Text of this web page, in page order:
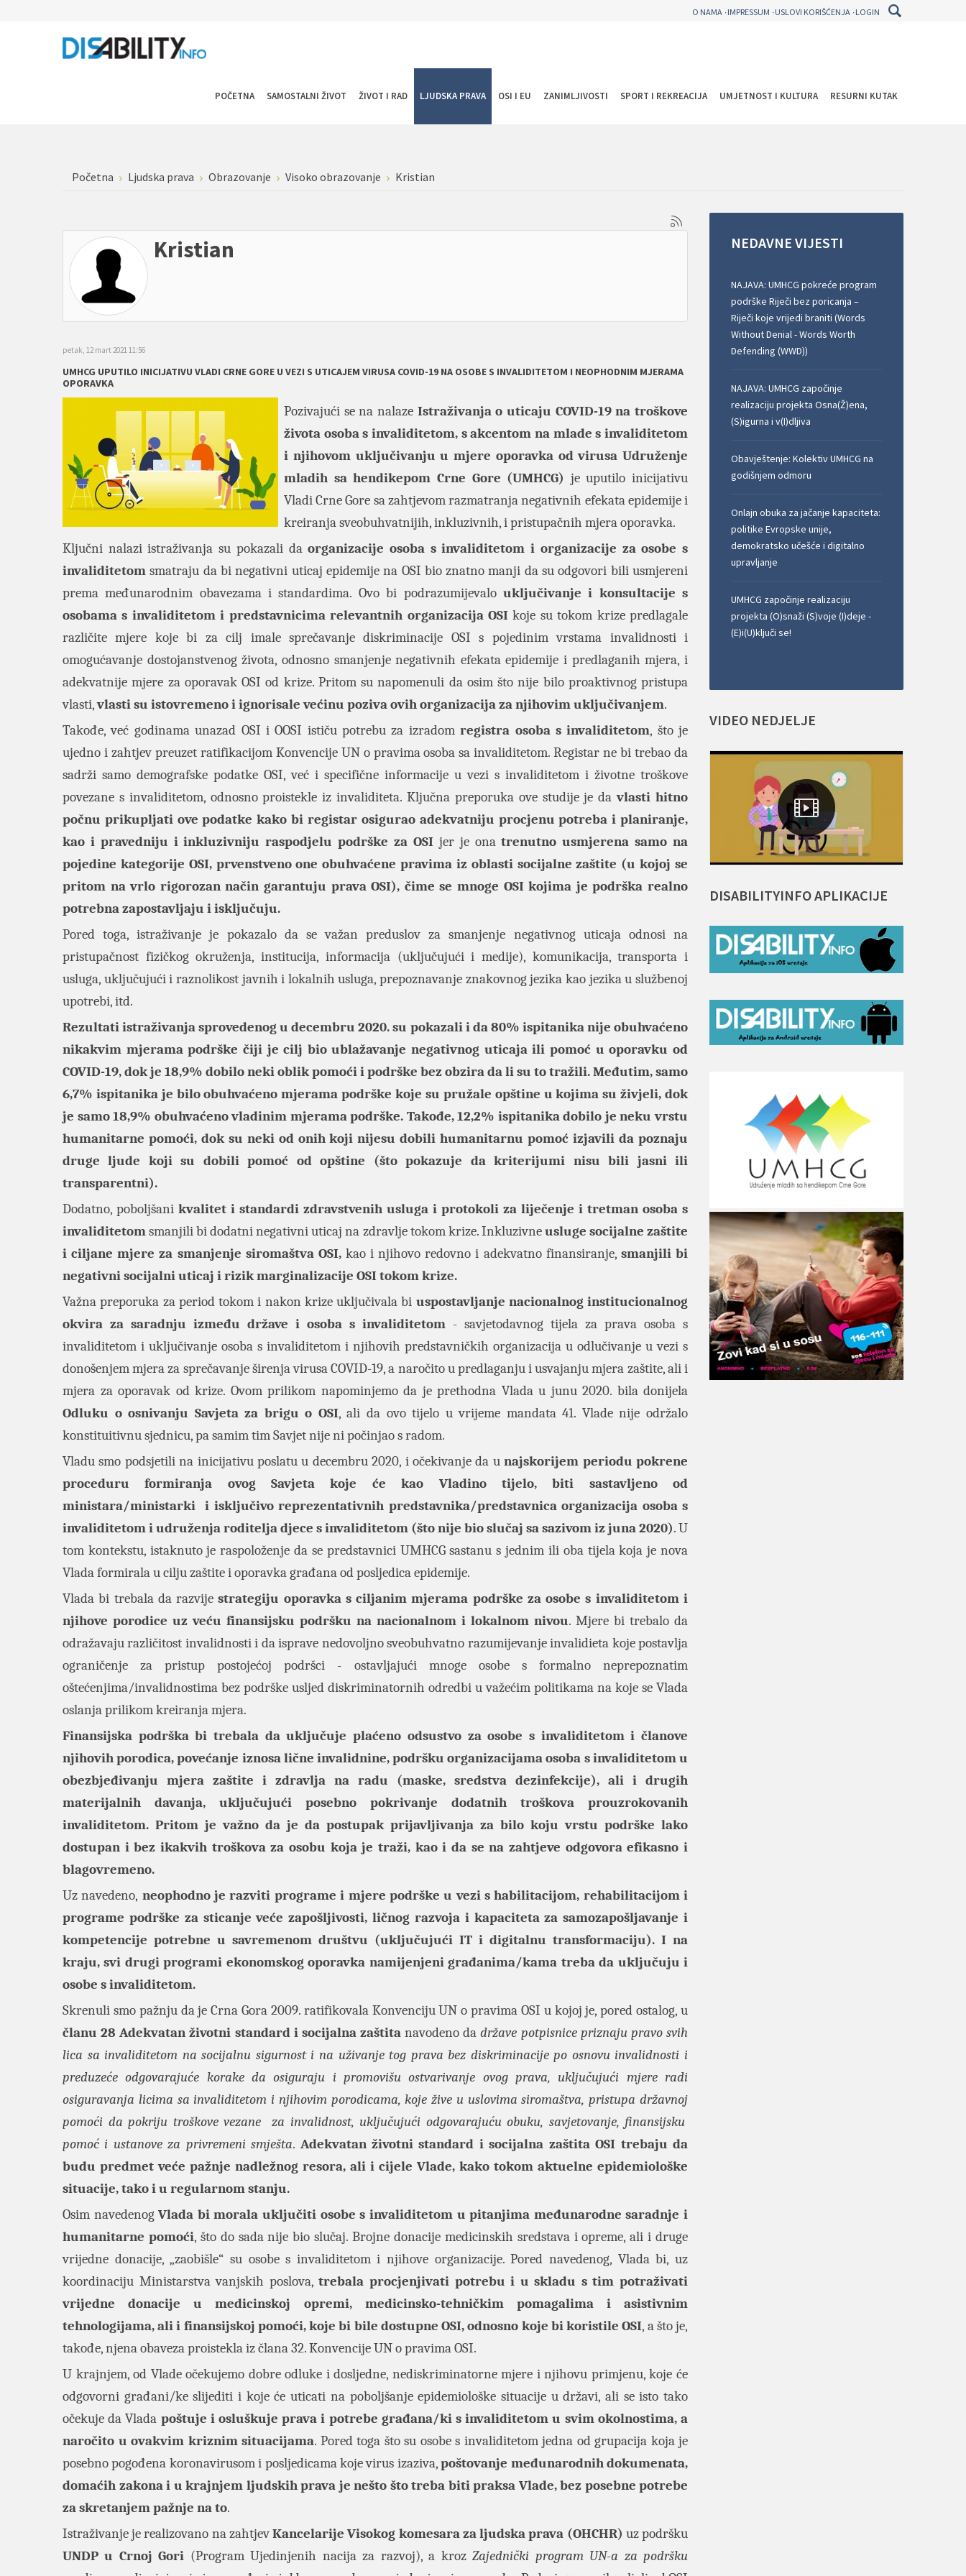
O NAMA IMPRESSUM USLOVI KORIŠĆENJA LOGIN
POČETNA SAMOSTALNI ŽIVOT ŽIVOT I RAD LJUDSKA PRAVA OSI I EU ZANIMLJIVOSTI SPORT I REKREACIJA UMJETNOST I KULTURA RESURNI KUTAK
Početna Ljudska prava Obrazovanje Visoko obrazovanje Kristian
Kristian
petak, 12 mart 2021 11:56
UMHCG UPUTILO INICIJATIVU VLADI CRNE GORE U VEZI S UTICAJEM VIRUSA COVID-19 NA OSOBE S INVALIDITETOM I NEOPHODNIM MJERAMA
OPORAVKA
Pozivajući se na nalaze Istraživanja o uticaju COVID-19 na troškove
života osoba s invaliditetom, s akcentom na mlade s invaliditetom
i njihovom uključivanju u mjere oporavka od virusa Udruženje
mladih sa hendikepom Crne Gore (UMHCG) je uputilo inicijativu
Vladi Crne Gore sa zahtjevom razmatranja negativnih efekata epidemije i
kreiranja sveobuhvatnijih, inkluzivnih, i pristupačnih mjera oporavka.
Ključni nalazi istraživanja su pokazali daorganizacije osoba s invaliditetom i organizacije za osobe s
invaliditetomsmatraju da bi negativni uticaj epidemije na OSI bio znatno manji da su odgovori bili usmjereni
prema međunarodnim obavezama i standardima. Ovo bi podrazumijevalo uključivanje i konsultacije s
osobama s invaliditetom i predstavnicima relevantnih organizacija OSIkoje su tokom krize predlagale
različite mjere koje bi za cilj imale sprečavanje diskriminacije OSI s pojedinim vrstama invalidnosti i
omogućavanje dostojanstvenog života, odnosno smanjenje negativnih efekata epidemije i predlaganih mjera, i
adekvatnije mjere za oporavak OSI od krize. Pritom su napomenuli da osim što nije bilo proaktivnog pristupa
vlasti,vlasti su istovremeno i ignorisale većinu poziva ovih organizacija za njihovim uključivanjem.
Takođe, već godinama unazad OSI i OOSI ističu potrebu za izradomregistra osoba s invaliditetom, što je
ujedno i zahtjev preuzet ratifikacijom Konvencije UN o pravima osoba sa invaliditetom. Registar ne bi trebao da
sadrži samo demografske podatke OSI, već i specifične informacije u vezi s invaliditetom i životne troškove
povezane s invaliditetom, odnosno proistekle iz invaliditeta. Ključna preporuka ove studije je davlasti hitno
počnu prikupljati ove podatke kako bi registar osigurao adekvatniju procjenu potreba i planiranje,
kao i pravedniju i inkluzivniju raspodjelu podrške za OSIjer je onatrenutno usmjerena samo na
pojedine kategorije OSI, prvenstveno one obuhvaćene pravima iz oblasti socijalne zaštite (u kojoj se
pritom na vrlo rigorozan način garantuju prava OSI), čime se mnoge OSI kojima je podrška realno
potrebna zapostavljaju i isključuju.
Pored toga, istraživanje je pokazalo da se važan preduslov za smanjenje negativnog uticaja odnosi na
pristupačnost fizičkog okruženja, institucija, informacija (uključujući i medije), komunikacija, transporta i
usluga, uključujući i raznolikost javnih i lokalnih usluga, prepoznavanje znakovnog jezika kao jezika u službenoj
upotrebi, itd.
Rezultati istraživanja sprovedenog u decembru 2020. su pokazali i da 80% ispitanika nije obuhvaćeno
nikakvim mjerama podrške čiji je cilj bio ublažavanje negativnog uticaja ili pomoć u oporavku od
COVID-19, dok je 18,9% dobilo neki oblik pomoći i podrške bez obzira da li su to tražili. Međutim, samo
6,7% ispitanika je bilo obuhvaćeno mjerama podrške koje su pružale opštine u kojima su živjeli, dok
je samo 18,9% obuhvaćeno vladinim mjerama podrške. Takođe, 12,2% ispitanika dobilo je neku vrstu
humanitarne pomoći, dok su neki od onih koji nijesu dobili humanitarnu pomoć izjavili da poznaju
druge ljude koji su dobili pomoć od opštine (što pokazuje da kriterijumi nisu bili jasni ili
transparentni).
Dodatno, poboljšani kvalitet i standardi zdravstvenih usluga i protokoli za liječenje i tretman osoba s
invaliditetomsmanjili bi dodatni negativni uticaj na zdravlje tokom krize. Inkluzivneusluge socijalne zaštite
i ciljane mjere za smanjenje siromaštva OSI,kao i njihovo redovno i adekvatno finansiranje, smanjili bi
negativni socijalni uticaj i rizik marginalizacije OSI tokom krize.
Važna preporuka za period tokom i nakon krize uključivala bi uspostavljanje nacionalnog institucionalnog
okvira za saradnju između države i osoba s invaliditetom - savjetodavnog tijela za prava osoba s
invaliditetom i uključivanje osoba s invaliditetom i njihovih predstavničkih organizacija u odlučivanje u vezi s
donošenjem mjera za sprečavanje širenja virusa COVID-19, a naročito u predlaganju i usvajanju mjera zaštite, ali i
mjera za oporavak od krize. Ovom prilikom napominjemo da je prethodna Vlada u junu 2020. bila donijela
Odluku o osnivanju Savjeta za brigu o OSI, ali da ovo tijelo u vrijeme mandata 41. Vlade nije održalo
konstituitivnu sjednicu, pa samim tim Savjet nije ni počinjao s radom.
Vladu smo podsjetili na inicijativu poslatu u decembru 2020, i očekivanje da unajskorijem periodu pokrene
proceduru formiranja ovog Savjeta koje će kao Vladino tijelo, biti sastavljeno od
ministara/ministarki i isključivo reprezentativnih predstavnika/predstavnica organizacija osoba s
invaliditetom i udruženja roditelja djece s invaliditetom (što nije bio slučaj sa sazivom iz juna 2020). U
tom kontekstu, istaknuto je raspoloženje da se predstavnici UMHCG sastanu s jednim ili oba tijela koja je nova
Vlada formirala u cilju zaštite i oporavka građana od posljedica epidemije.
Vlada bi trebala da razvijestrategiju oporavka s ciljanim mjerama podrške za osobe s invaliditetom i
njihove porodice uz veću finansijsku podršku na nacionalnom i lokalnom nivou. Mjere bi trebalo da
odražavaju različitost invalidnosti i da isprave nedovoljno sveobuhvatno razumijevanje invalidieta koje postavlja
ograničenje za pristup postojećoj podršci - ostavljajući mnoge osobe s formalno neprepoznatim
oštećenjima/invalidnostima bez podrške usljed diskriminatornih odredbi u važećim politikama na koje se Vlada
oslanja prilikom kreiranja mjera.
Finansijska podrška bi trebala da uključuje plaćeno odsustvo za osobe s invaliditetom i članove
njihovih porodica, povećanje iznosa lične invalidnine, podršku organizacijama osoba s invaliditetom u
obezbjeđivanju mjera zaštite i zdravlja na radu (maske, sredstva dezinfekcije), ali i drugih
materijalnih davanja, uključujući posebno pokrivanje dodatnih troškova prouzrokovanih
invaliditetom. Pritom je važno da je da postupak prijavljivanja za bilo koju vrstu podrške lako
dostupan i bez ikakvih troškova za osobu koja je traži, kao i da se na zahtjeve odgovora efikasno i
blagovremeno.
Uz navedeno, neophodno je razviti programe i mjere podrške u vezi s habilitacijom, rehabilitacijom i
programe podrške za sticanje veće zapošljivosti, ličnog razvoja i kapaciteta za samozapošljavanje i
kompetencije potrebne u savremenom društvu (uključujući IT i digitalnu transformaciju). I na
kraju, svi drugi programi ekonomskog oporavka namijenjeni građanima/kama treba da uključuju i
osobe s invaliditetom.
Skrenuli smo pažnju da je Crna Gora 2009. ratifikovala Konvenciju UN o pravima OSI u kojoj je, pored ostalog, u
članu 28 Adekvatan životni standard i socijalna zaštita navodeno dadržave potpisnice priznaju pravo svih
lica sa invaliditetom na socijalnu sigurnost i na uživanje tog prava bez diskriminacije po osnovu invalidnosti i
preduzeće odgovarajuće korake da osiguraju i promovišu ostvarivanje ovog prava, uključujući mjere radi
osiguravanja licima sa invaliditetom i njihovim porodicama, koje žive u uslovima siromaštva, pristupa državnoj
pomoći da pokriju troškove vezane za invalidnost, uključujući odgovarajuću obuku, savjetovanje, finansijsku
pomoć i ustanove za privremeni smješta. Adekvatan životni standard i socijalna zaštita OSI trebaju da
budu predmet veće pažnje nadležnog resora, ali i cijele Vlade, kako tokom aktuelne epidemiološke
situacije, tako i u regularnom stanju.
Osim navedenogVlada bi morala uključiti osobe s invaliditetom u pitanjima međunarodne saradnje i
humanitarne pomoći, što do sada nije bio slučaj. Brojne donacije medicinskih sredstava i opreme, ali i druge
vrijedne donacije, „zaobišle“ su osobe s invaliditetom i njihove organizacije. Pored navedenog, Vlada bi, uz
koordinaciju Ministarstva vanjskih poslova,trebala procjenjivati potrebu i u skladu s tim potraživati
vrijedne donacije u medicinskoj opremi, medicinsko-tehničkim pomagalima i asistivnim
tehnologijama, ali i finansijskoj pomoći, koje bi bile dostupne OSI, odnosno koje bi koristile OSI, a što je,
takođe, njena obaveza proistekla iz člana 32. Konvencije UN o pravima OSI.
U krajnjem, od Vlade očekujemo dobre odluke i dosljedne, nediskriminatorne mjere i njihovu primjenu, koje će
odgovorni građani/ke slijediti i koje će uticati na poboljšanje epidemiološke situacije u državi, ali se isto tako
očekuje da Vlada poštuje i osluškuje prava i potrebe građana/ki s invaliditetom u svim okolnostima, a
naročito u ovakvim kriznim situacijama. Pored toga što su osobe s invaliditetom jedna od grupacija koja je
posebno pogođena koronavirusom i posljedicama koje virus izaziva,poštovanje međunarodnih dokumenata,
domaćih zakona i u krajnjem ljudskih prava je nešto što treba biti praksa Vlade, bez posebne potrebe
za skretanjem pažnje na to.
Istraživanje je realizovano na zahtjevKancelarije Visokog komesara za ljudska prava (OHCHR) uz podršku
UNDP u Crnoj Gori (Program Ujedinjenih nacija za razvoj), a krozZajednički program UN-a za podršku
NEDAVNE VIJESTI
NAJAVA: UMHCG pokreće program
podrške Riječi bez poricanja –
Riječi koje vrijedi braniti (Words
Without Denial - Words Worth
Defending (WWD))
NAJAVA: UMHCG započinje
realizaciju projekta Osna(Ž)ena,
(S)igurna i v(I)dljiva
Obavještenje: Kolektiv UMHCG na
godišnjem odmoru
Onlajn obuka za jačanje kapaciteta:
politike Evropske unije,
demokratsko učešće i digitalno
upravljanje
UMHCG započinje realizaciju
projekta (O)snaži (S)voje (I)deje -
(E)i(U)ključi se!
VIDEO NEDJELJE
DISABILITYINFOAPLIKACIJE